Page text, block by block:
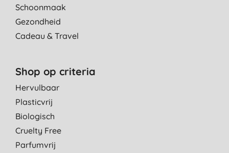
Schoonmaak
Gezondheid
Cadeau & Travel
Shop op criteria
Hervulbaar
Plasticvrij
Biologisch
Cruelty Free
Parfumvrij